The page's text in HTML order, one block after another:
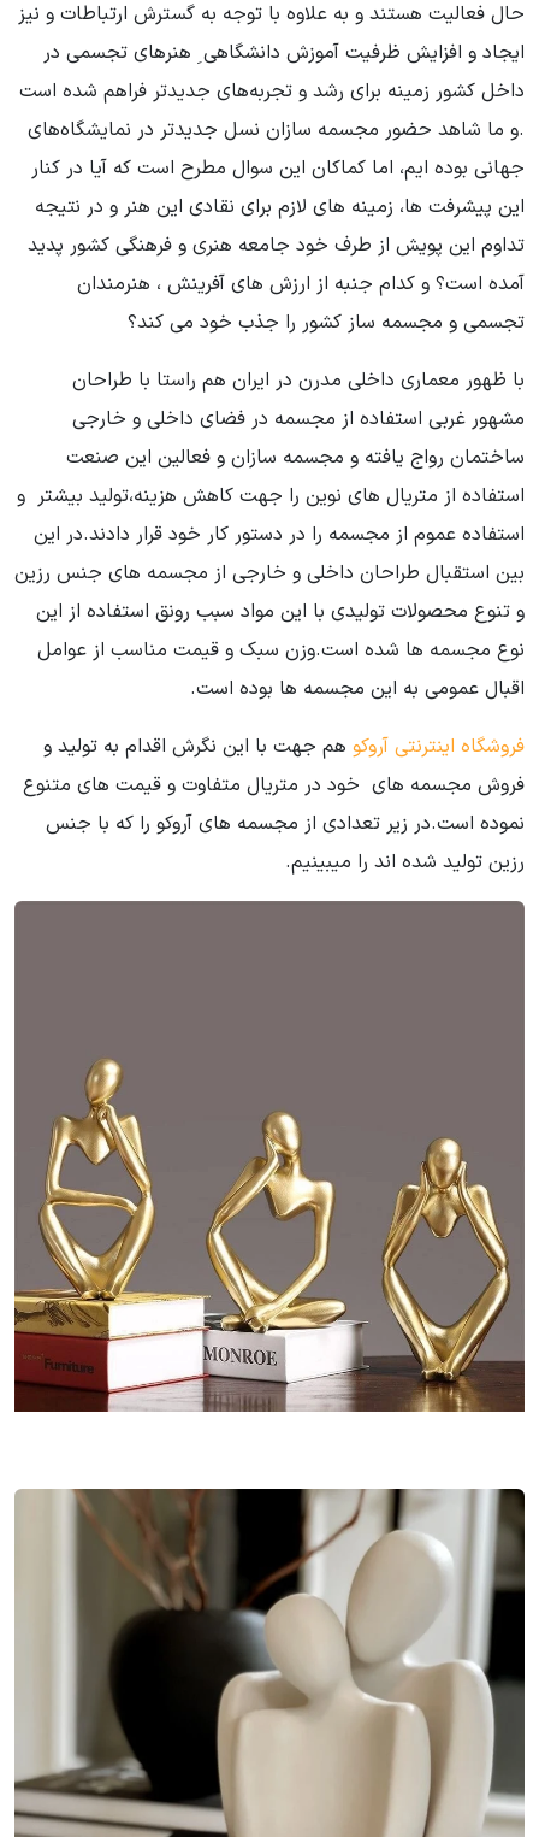
حال فعالیت هستند و به علاوه با توجه به گسترش ارتباطات و نیز
ایجاد و افزایش ظرفیت آموزش دانشگاهی ِ هنرهای تجسمی در
داخل کشور زمینه برای رشد و تجربه‌های جدیدتر فراهم شده است
.و ما شاهد حضور مجسمه سازان نسل جدیدتر در نمایشگاه‌های
جهانی بوده ایم، اما کماکان این سوال مطرح است که آیا در کنار
این پیشرفت ها، زمینه های لازم برای نقادی این هنر و در نتیجه
تداوم این پویش از طرف خود جامعه هنری و فرهنگی کشور پدید
آمده است؟ و کدام جنبه از ارزش های آفرینش ، هنرمندان
تجسمی و مجسمه ساز کشور را جذب خود می کند؟
با ظهور معماری داخلی مدرن در ایران هم راستا با طراحان
مشهور غربی استفاده از مجسمه در فضای داخلی و خارجی
ساختمان رواج یافته و مجسمه سازان و فعالین این صنعت
استفاده از متریال های نوین را جهت کاهش هزینه،تولید بیشتر و
استفاده عموم از مجسمه را در دستور کار خود قرار دادند.در این
بین استقبال طراحان داخلی و خارجی از مجسمه های جنس رزین
و تنوع محصولات تولیدی با این مواد سبب رونق استفاده از این
نوع مجسمه ها شده است.وزن سبک و قیمت مناسب از عوامل
اقبال عمومی به این مجسمه ها بوده است.
فروشگاه اینترنتی آروکو هم جهت با این نگرش اقدام به تولید و
فروش مجسمه های خود در متریال متفاوت و قیمت های متنوع
نموده است.در زیر تعدادی از مجسمه های آروکو را که با جنس
رزین تولید شده اند را میبینیم.